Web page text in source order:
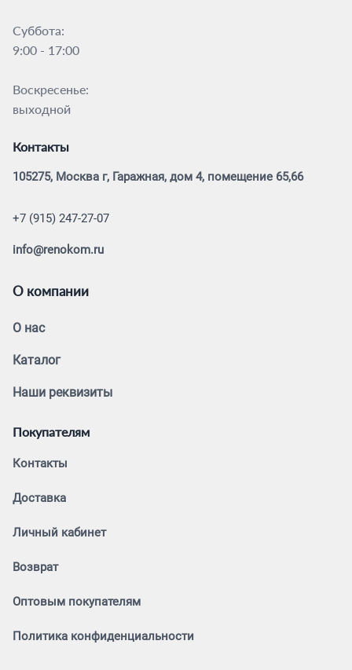
Суббота:
9:00 - 17:00
Воскресенье:
выходной
Контакты
105275, Москва г, Гаражная, дом 4, помещение 65,66
+7 (915) 247-27-07
info@renokom.ru
О компании
О нас
Каталог
Наши реквизиты
Покупателям
Контакты
Доставка
Личный кабинет
Возврат
Оптовым покупателям
Политика конфиденциальности